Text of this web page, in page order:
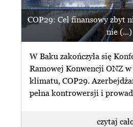
COP29: Cel finansowy zbyt
nie (...)
W Baku zakończyła się
Ramowej Konwencji ONZ
klimatu, COP29.
pełna kontrowersji i
czytaj